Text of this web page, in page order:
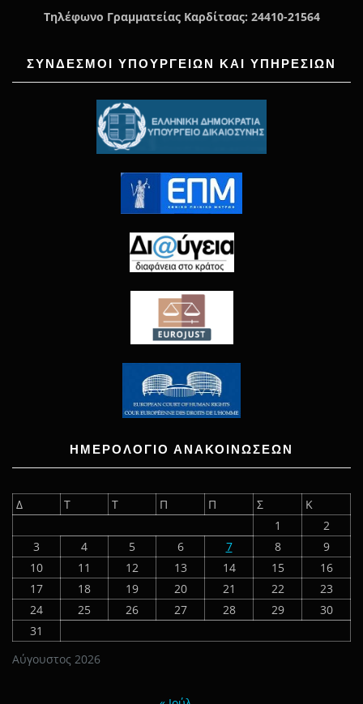
Τηλέφωνο Γραμματείας Καρδίτσας: 24410-21564
ΣΥΝΔΕΣΜΟΙ ΥΠΟΥΡΓΕΙΩΝ ΚΑΙ ΥΠΗΡΕΣΙΩΝ
ΗΜΕΡΟΛΟΓΙΟ ΑΝΑΚΟΙΝΩΣΕΩΝ
Αύγουστος 2026
Δ Τ Τ Π Π Σ
Κ
1
2
3
4 5 6 7 8
9
10
11 12 13 14 15
16
17
18 19 20 21 22
23
24
25 26 27 28 29
30
31